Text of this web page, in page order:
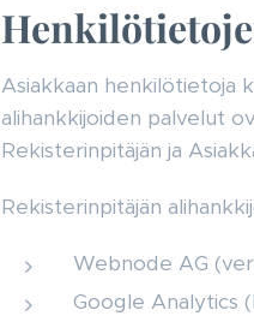
Asiakkaan henkilötietoja
alihankkijoiden palvelut
Rekisterinpitäjän ja
Rekisterinpitäjän
Webnode AG
Google Analytics